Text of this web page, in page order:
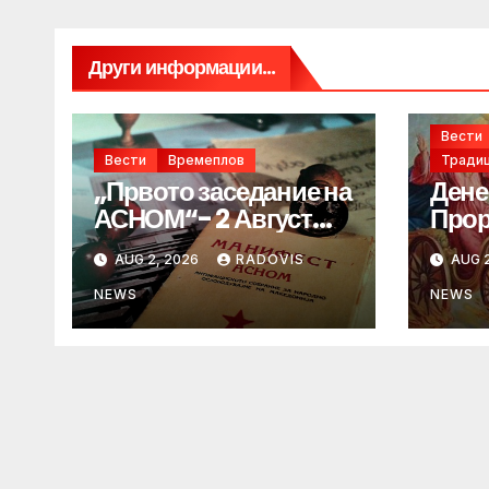
Други информации...
Вести Времеплов
„Првото заседание на
АСНОМ“- 2 Август
1944 год.
AUG 2, 2026 RADOVIS
NEWS
Вести
AUG
NEWS